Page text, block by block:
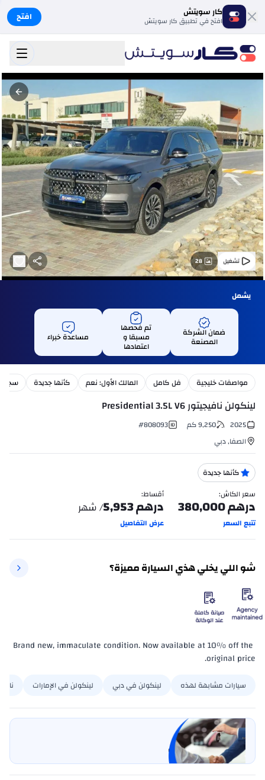
كار سويتش
افتح في تطبيق كار سويتش افتح
28
يشمل
ضمان الشركة
المصنعة
تم فحصها
مسبقا و
اعتمادها
مساعدة خبراء
مواصفات خليجية فل كامل المالك الأول: نعم كأنها جديدة سجل
لينكولن نافيجيتور Presidential 3.5L V6
2025
9,250 كم #808093
الصفا,دبي
كأنها جديدة
سعر الكاش:
درهم380,000
تتبع السعر
أقساط:
درهم5,953/ شهر
عرض التفاصيل
شو اللي يخلي هذي السيارة مميزة؟
Brand new, immaculate condition. Now available at 10% off the
original price.
سيارات مشابهة لهذه لينكولن في دبي لينكولن في الإمارات
بيع سيارتي
خليها على كارسويتش